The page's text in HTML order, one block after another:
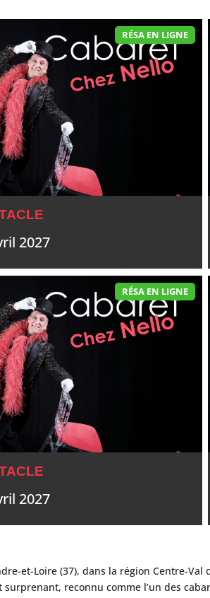
RÉSA EN LIGNE
2027
RÉSA EN LIGNE
2027
et-Loire (37), dans la région Centre-
reconnu comme l’un des